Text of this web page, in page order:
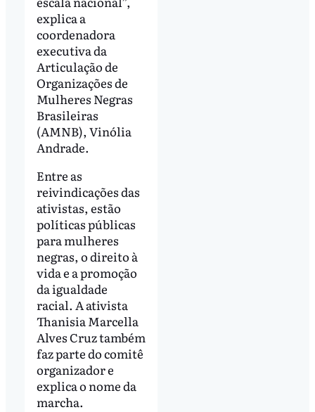
explica a
coordenadora
executiva da
Articulação de
Organizações de
Mulheres Negras
Brasileiras
(AMNB), Vinólia
Andrade.
Entre as
reivindicações das
ativistas, estão
políticas públicas
para mulheres
negras, o direito à
vida e a promoção
da igualdade
racial. A ativista
Thanisia Marcella
Alves Cruz também
faz parte do comitê
organizador e
explica o nome da
marcha.